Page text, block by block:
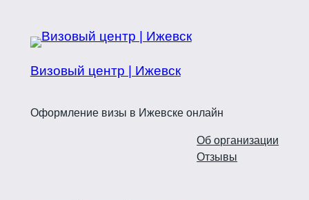
Визовый центр | Ижевск
Оформление визы в Ижевске онлайн
Об организации
Отзывы